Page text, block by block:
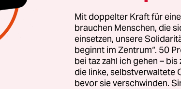
Alleinerziehende, arbeitet
Nur: S. und ihre Kinder haben
2014 entschied deshalb der
ihren fünf Kindern nach Serbien
Mit doppelter Kraft für
brauchen Menschen, die
einsetzen, unsere
beginnt im Zentrum“. 50
bei taz zahl ich gehen –
die linke, selbstverwaltete
bevor sie verschwinden.